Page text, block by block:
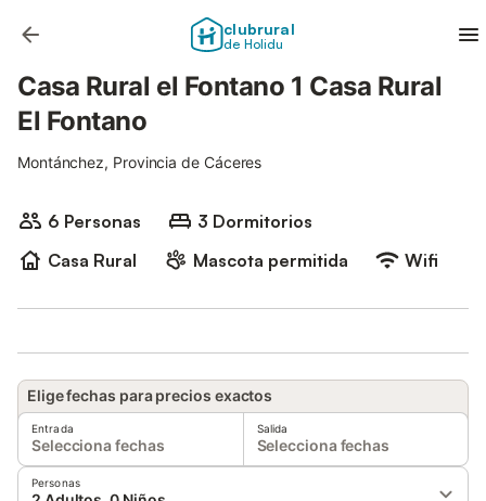
clubrural
de Holidu
Casa Rural el Fontano 1 Casa Rural
El Fontano
Montánchez, Provincia de Cáceres
6 Personas
3 Dormitorios
Casa Rural
Mascota permitida Wifi
Elige fechas para precios exactos
Entrada
Selecciona fechas
Salida
Selecciona fechas
Personas